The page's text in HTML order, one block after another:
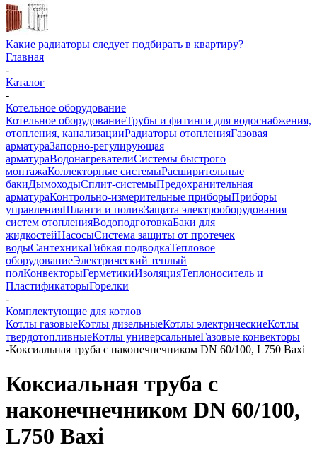
Какие радиаторы следует подбирать в квартиру?
Главная
-
Каталог
-
Котельное оборудование
Котельное оборудованиеТрубы и фитинги для водоснабжения,
отопления, канализацииРадиаторы отопленияГазовая
арматураЗапорно-регулирующая
арматураВодонагревателиСистемы быстрого
монтажаКоллекторные системыРасширительные
бакиДымоходыСплит-системыПредохранительная
арматураКонтрольно-измерительные приборыПриборы
управленияШланги и поливЗащита электрооборудования
систем отопленияВодоподготовкаБаки для
жидкостейНасосыСистема защиты от протечек
водыСантехникаГибкая подводкаТепловое
оборудованиеЭлектрический теплый
полКонвекторыГерметикиИзоляцияТеплоноситель и
ПластификаторыГорелки
-
Комплектующие для котлов
Котлы газовыеКотлы дизельныеКотлы электрическиеКотлы
твердотопливныеКотлы универсальныеГазовые конвекторы
-Коксиальная труба с наконечнечником DN 60/100, L750 Baxi
Коксиальная труба с
наконечнечником DN 60/100,
L750 Baxi